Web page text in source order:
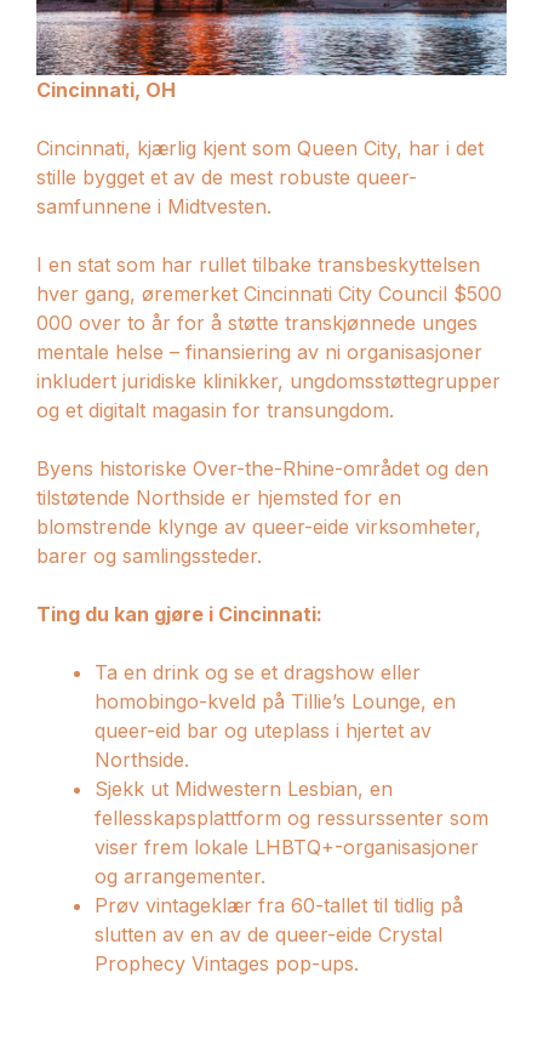
Cincinnati, OH
Cincinnati, kjærlig kjent som Queen City, har i det
stille bygget et av de mest robuste queer-
samfunnene i Midtvesten.
I en stat som har rullet tilbake transbeskyttelsen
hver gang, øremerket Cincinnati City Council $500
000 over to år for å støtte transkjønnede unges
mentale helse – finansiering av ni organisasjoner
inkludert juridiske klinikker, ungdomsstøttegrupper
og et digitalt magasin for transungdom.
Byens historiske Over-the-Rhine-området og den
tilstøtende Northside er hjemsted for en
blomstrende klynge av queer-eide virksomheter,
barer og samlingssteder.
Ting du kan gjøre i Cincinnati:
Ta en drink og se et dragshow eller
homobingo-kveld på Tillie’s Lounge, en
queer-eid bar og uteplass i hjertet av
Northside.
Sjekk ut Midwestern Lesbian, en
fellesskapsplattform og ressurssenter som
viser frem lokale LHBTQ+-organisasjoner
og arrangementer.
Prøv vintageklær fra 60-tallet til tidlig på
slutten av en av de queer-eide Crystal
Prophecy Vintages pop-ups.